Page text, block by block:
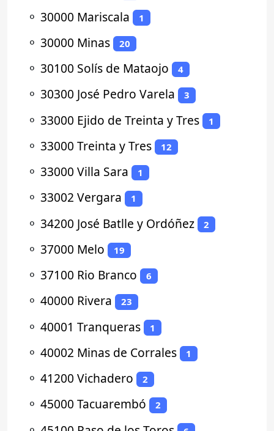
⚬ 30000 Mariscala 1
⚬ 30000 Minas 20
⚬ 30100 Solís de Mataojo 4
⚬ 30300 José Pedro Varela 3
⚬ 33000 Ejido de Treinta y Tres 1
⚬ 33000 Treinta y Tres 12
⚬ 33000 Villa Sara 1
⚬ 33002 Vergara 1
⚬ 34200 José Batlle y Ordóñez 2
⚬ 37000 Melo 19
⚬ 37100 Rio Branco 6
⚬ 40000 Rivera 23
⚬ 40001 Tranqueras 1
⚬ 40002 Minas de Corrales 1
⚬ 41200 Vichadero 2
⚬ 45000 Tacuarembó 2